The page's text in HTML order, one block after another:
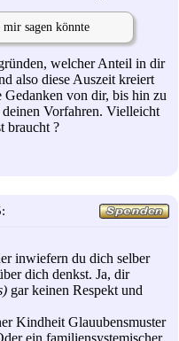
mir sagen könnte
welcher Anteil in dir
also diese Auszeit kreiert
Gedanken von dir, bis hin zu
Vorfahren. Vielleicht
braucht ?
inwiefern du dich selber
dich denkst. Ja, dir
gar keinen Respekt und
Kindheit Glauubensmuster
ein familiensystemischer